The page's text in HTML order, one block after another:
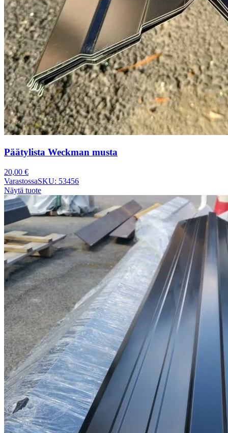
Päätylista Weckman musta
20,00 €
VarastossaSKU: 53456
Näytä tuote